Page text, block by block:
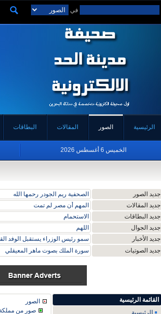
في
الرئيسية الصور المقالات البطاقات
الخميس 6 أغسطس 2026
جديد الصور
الصحفية ريم الجودر رحمها الله
جديد المقالات
المهم أن مصر لم تمت
جديد البطاقات
الاستحمام
جديد الجوال
اللهم
جديد الأخبار
سمو رئيس الوزراء يستقبل الوفد
جديد الصوتيات
سورة الملك بصوت ماهر المعيقلي
القائمة الرئيسية
الرئيسية
الصور
صور من مملكة